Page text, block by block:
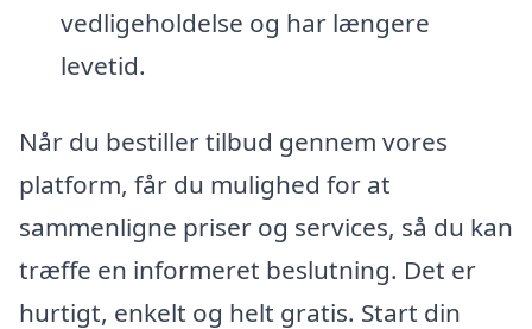
vedligeholdelse og har længere
levetid.
Når du bestiller tilbud gennem vores
platform, får du mulighed for at
sammenligne priser og services, så du kan
træffe en informeret beslutning. Det er
hurtigt, enkelt og helt gratis. Start din